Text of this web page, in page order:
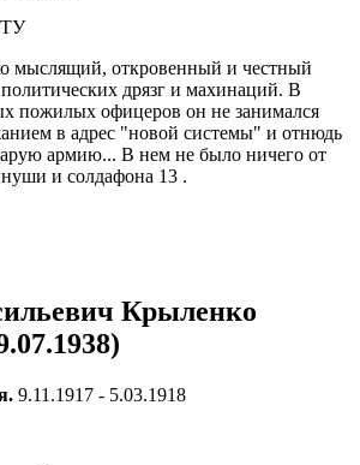
мыслящий, откровенный и честный
дрязг и махинаций. В
пожилых офицеров он не занимался
в адрес "новой системы" и отнюдь
армию... В нем не было ничего от
и солдафона 13 .
Крыленко
9.11.1917 - 5.03.1918